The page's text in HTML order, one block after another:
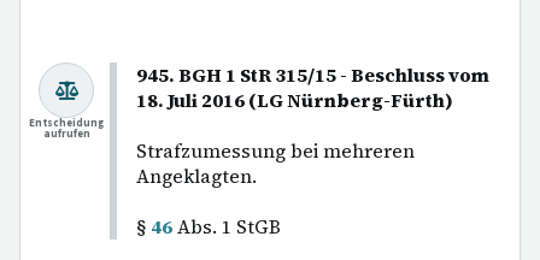
945. BGH 1 StR 315/15 - Beschluss vom
18. Juli 2016 (LG Nürnberg-Fürth)
Strafzumessung bei mehreren
Angeklagten.
§ 46Abs. 1 StGB
Entscheidung
aufrufen